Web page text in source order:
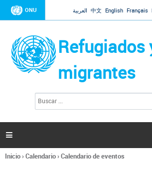
Jump to navigation
ONU العربية 中文 English Français
Refugiados
migrantes
l
s

Se
Inicio›Calendario›Calendario de eventos